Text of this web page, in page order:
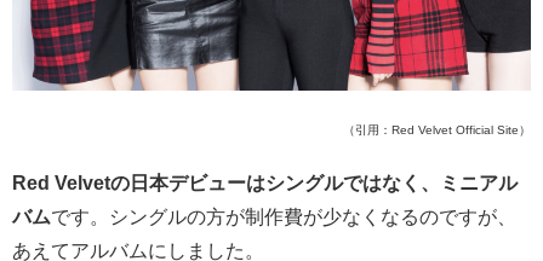
（引用：Red Velvet Official Site）
Red Velvetの日本デビューはシングルではなく、ミニアル
バムです。シングルの方が制作費が少なくなるのですが、
あえてアルバムにしました。